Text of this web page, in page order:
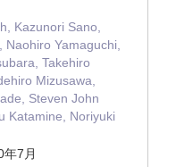
Kazunori Sano,
Yamaguchi,
Takehiro
Mizusawa,
Steven John
Katamine, Noriyuki
7月